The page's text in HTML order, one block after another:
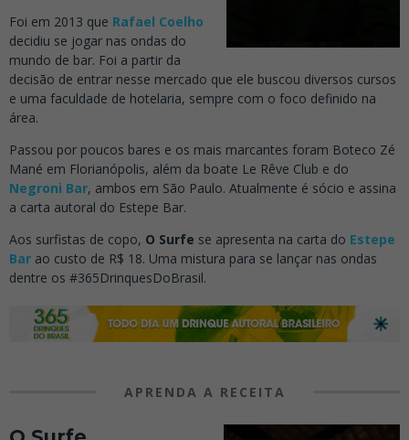
Foi em 2013 que Rafael Coelho
decidiu se jogar nas ondas do
mundo de bar. Foi a partir da
decisão de entrar nesse mercado que ele buscou diversos cursos
e uma faculdade de hotelaria, sempre com o foco definido na
área.
Passou por poucos bares e os mais marcantes foram Boteco Zé
Mané em Florianópolis, além da boate Le Rêve Club e do
Negroni Bar, ambos em São Paulo. Atualmente é sócio e assina
a carta autoral do Estepe Bar.
Aos surfistas de copo, O Surfe se apresenta na carta do Estepe
Bar ao custo de R$ 18. Uma mistura para se lançar nas ondas
dentre os #365DrinquesDoBrasil.
APRENDA A RECEITA